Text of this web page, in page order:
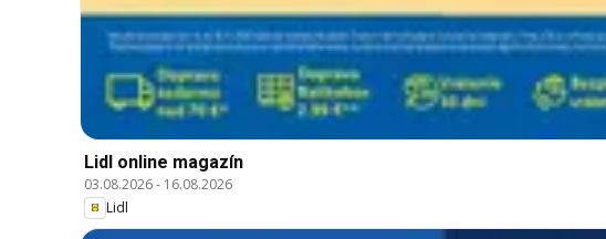
Lidl online magazín
03.08.2026- 16.08.2026
Lidl